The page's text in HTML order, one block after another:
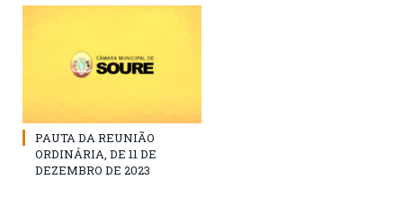
PAUTA DA REUNIÃO
ORDINÁRIA, DE 11 DE
DEZEMBRO DE 2023